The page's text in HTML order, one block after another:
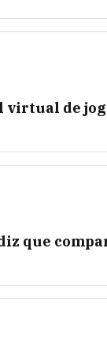
virtual de
que